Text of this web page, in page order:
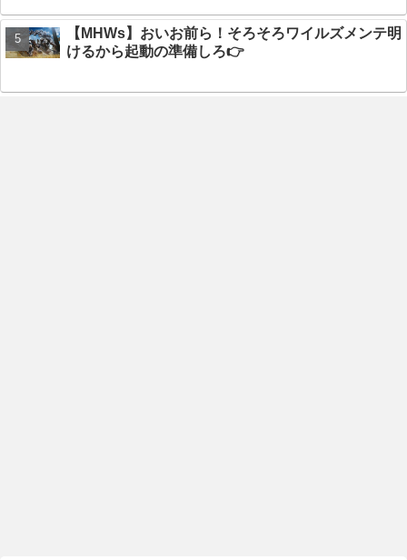
【MHWs】おいお前ら！そろそろワイルズメンテ明
けるから起動の準備しろ👉